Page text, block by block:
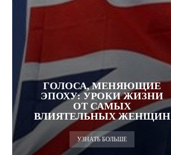
ГОЛОСА, МЕНЯЮЩИЕ
ЭПОХУ: УРОКИ ЖИЗНИ
ОТ САМЫХ
ВЛИЯТЕЛЬНЫХ ЖЕНЩИН
УЗНАТЬ БОЛЬШЕ